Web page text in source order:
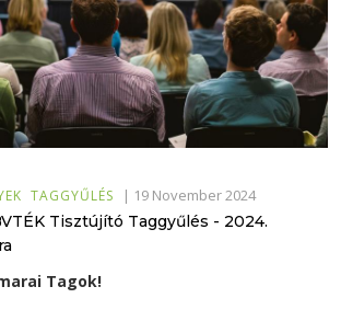
TAGGYŰLÉS | 19 November 2024
Tisztújító Taggyűlés - 2024.
Tagok!